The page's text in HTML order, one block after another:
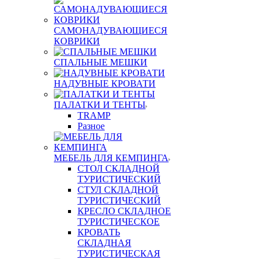
САМОНАДУВАЮЩИЕСЯ
КОВРИКИ
СПАЛЬНЫЕ МЕШКИ
НАДУВНЫЕ КРОВАТИ
ПАЛАТКИ И ТЕНТЫ
TRAMP
Разное
МЕБЕЛЬ ДЛЯ КЕМПИНГА
СТОЛ СКЛАДНОЙ
ТУРИСТИЧЕСКИЙ
СТУЛ СКЛАДНОЙ
ТУРИСТИЧЕСКИЙ
КРЕСЛО СКЛАДНОЕ
ТУРИСТИЧЕСКОЕ
КРОВАТЬ
СКЛАДНАЯ
ТУРИСТИЧЕСКАЯ